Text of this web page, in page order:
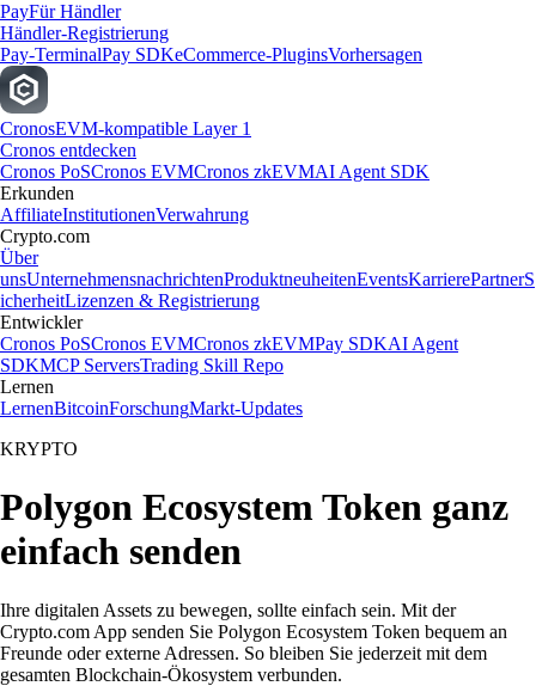
PayFür Händler
Händler-Registrierung
Pay-TerminalPay SDKeCommerce-PluginsVorhersagen
CronosEVM-kompatible Layer 1
Cronos entdecken
Cronos PoSCronos EVMCronos zkEVMAI Agent SDK
Erkunden
AffiliateInstitutionenVerwahrung
Crypto.com
Über
unsUnternehmensnachrichtenProduktneuheitenEventsKarrierePartnerS
icherheitLizenzen & Registrierung
Entwickler
Cronos PoSCronos EVMCronos zkEVMPay SDKAI Agent
SDKMCP ServersTrading Skill Repo
Lernen
LernenBitcoinForschungMarkt-Updates
KRYPTO
Polygon Ecosystem Token ganz
einfach senden
Ihre digitalen Assets zu bewegen, sollte einfach sein. Mit der
Crypto.com App senden Sie Polygon Ecosystem Token bequem an
Freunde oder externe Adressen. So bleiben Sie jederzeit mit dem
gesamten Blockchain-Ökosystem verbunden.